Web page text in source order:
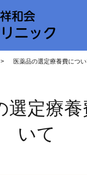
医薬品の選定療養費につ
選定療
いて